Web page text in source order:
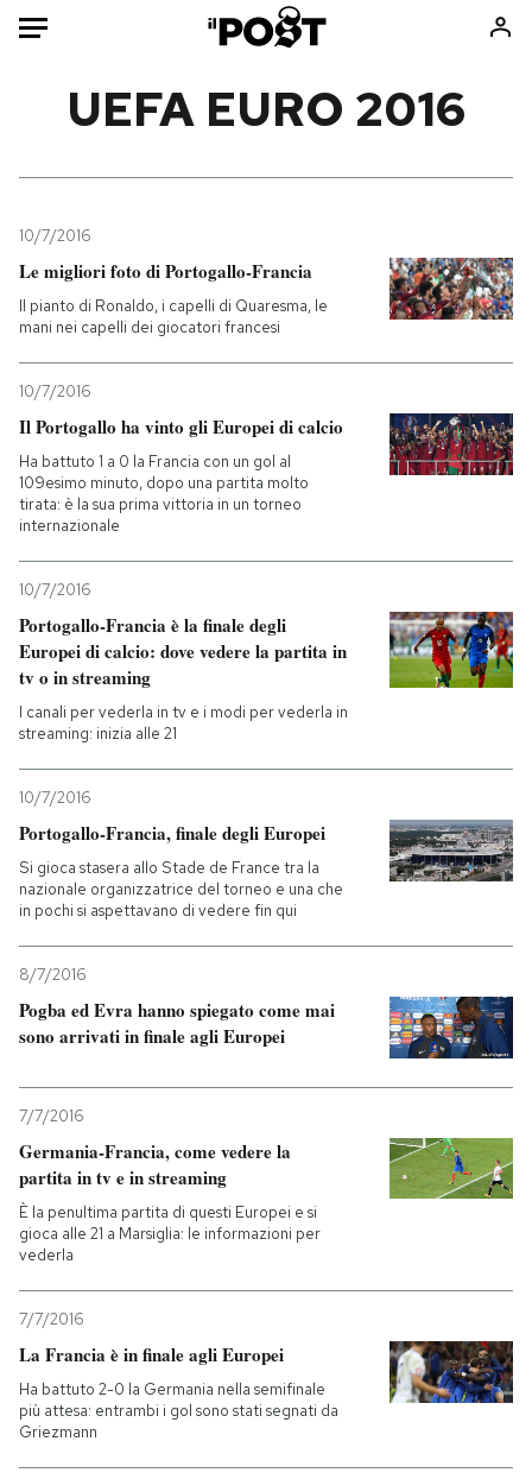
Mondo
Politica
Tecnologia
Internet
Scienza
Economia
Sport
Consumismi
Storie/Idee
Media
Altrecose
Mondiali calcio 2026
PODCAST
NEWSLETTER
I MIEI PREFERITI
CALENDARIO
AREA PERSONALE
Entra
UEFA EURO 2016
10/7/2016
Le migliori foto di Portogallo-Francia
Il pianto di Ronaldo, i capelli di Quaresma, le
mani nei capelli dei giocatori francesi
10/7/2016
Il Portogallo ha vinto gli Europei di calcio
Ha battuto 1 a 0 la Francia con un gol al
109esimo minuto, dopo una partita molto
tirata: è la sua prima vittoria in un torneo
internazionale
10/7/2016
Portogallo-Francia è la finale degli
Europei di calcio: dove vedere la partita in
tv o in streaming
I canali per vederla in tv e i modi per vederla in
streaming: inizia alle 21
10/7/2016
Portogallo-Francia, finale degli Europei
Si gioca stasera allo Stade de France tra la
nazionale organizzatrice del torneo e una che
in pochi si aspettavano di vedere fin qui
8/7/2016
Pogba ed Evra hanno spiegato come mai
sono arrivati in finale agli Europei
7/7/2016
Germania-Francia, come vedere la
partita in tv e in streaming
È la penultima partita di questi Europei e si
gioca alle 21 a Marsiglia: le informazioni per
vederla
7/7/2016
La Francia è in finale agli Europei
Ha battuto 2-0 la Germania nella semifinale
più attesa: entrambi i gol sono stati segnati da
Griezmann